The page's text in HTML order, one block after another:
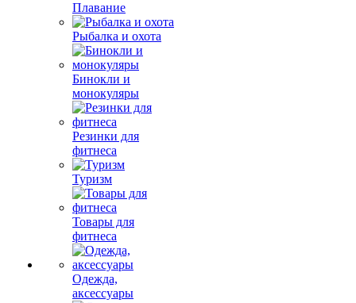
Плавание
Рыбалка и охота
Бинокли и
монокуляры
Резинки для
фитнеса
Туризм
Товары для
фитнеса
Одежда,
аксессуары